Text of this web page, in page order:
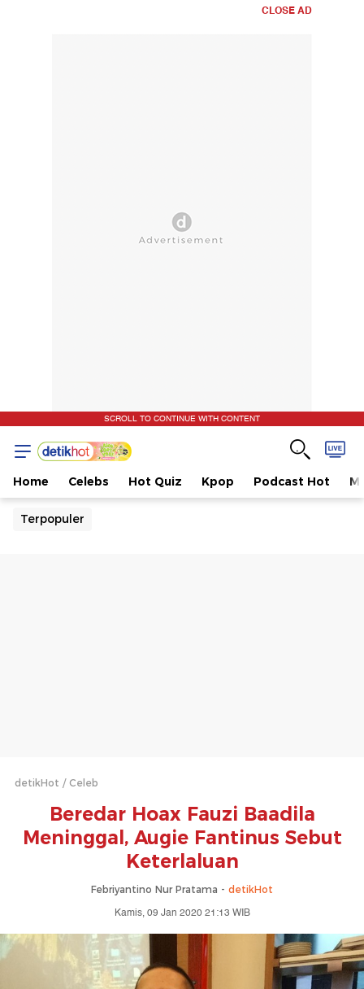
CLOSE AD
SCROLL TO CONTINUE WITH CONTENT
Home Celebs Hot Quiz Kpop Podcast Hot
Terpopuler
detikHot Celeb
Beredar Hoax Fauzi Baadila
Meninggal, Augie Fantinus Sebut
Keterlaluan
Febriyantino Nur Pratama - detikHot
Kamis, 09 Jan 2020 21:13 WIB